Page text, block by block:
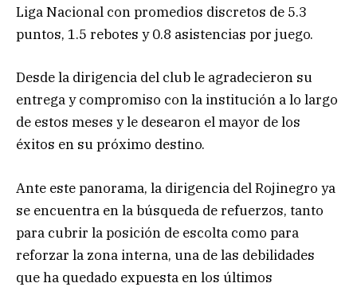
Liga Nacional con promedios discretos de 5.3
puntos, 1.5 rebotes y 0.8 asistencias por juego.
Desde la dirigencia del club le agradecieron su
entrega y compromiso con la institución a lo largo
de estos meses y le desearon el mayor de los
éxitos en su próximo destino.
Ante este panorama, la dirigencia del Rojinegro ya
se encuentra en la búsqueda de refuerzos, tanto
para cubrir la posición de escolta como para
reforzar la zona interna, una de las debilidades
que ha quedado expuesta en los últimos